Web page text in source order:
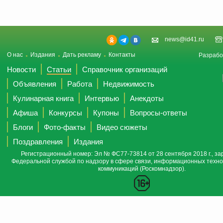
news@id41.ru
О нас Издания Дать рекламу Контакты
Новости Статьи
Справочник организаций
Объявления
Работа
Недвижимость
Кулинарная книга
Интервью
Анекдоты
Афиша
Конкурсы Купоны
Вопросы-ответы
Блоги
Фото-факты
Видео сюжеты
Поздравления
Издания
Регистрационный номер: Эл № ФС77-73814 от 28 сентября 2018 г.,
Федеральной службой по надзору в сфере связи, информационных
коммуникаций (Роскомнадзор).